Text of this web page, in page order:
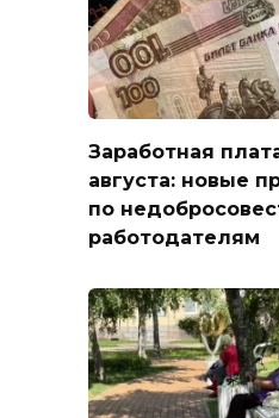
Заработная
августа: новые
по
работодателям